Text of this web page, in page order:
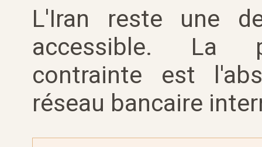
L'Iran reste une
accessible. La
contrainte est
réseau bancaire